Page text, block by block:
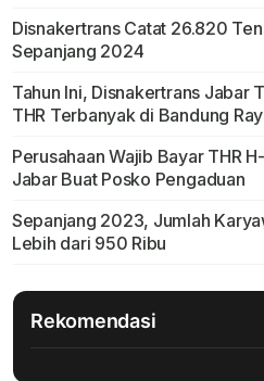
Disnakertrans Catat 26.820
Sepanjang 2024
Tahun Ini, Disnakertrans Jabar
THR Terbanyak di Bandung
Perusahaan Wajib Bayar THR
Jabar Buat Posko Pengaduan
Sepanjang 2023, Jumlah
Lebih dari 950 Ribu
Rekomendasi